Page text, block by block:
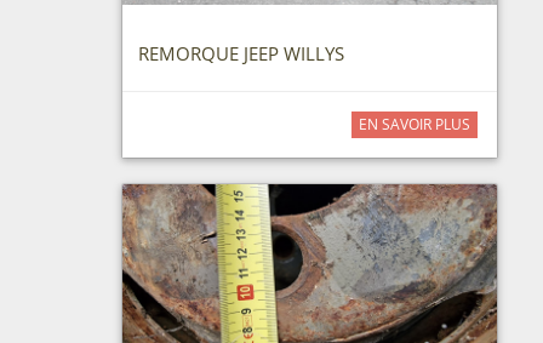
REMORQUE JEEP WILLYS
EN SAVOIR PLUS